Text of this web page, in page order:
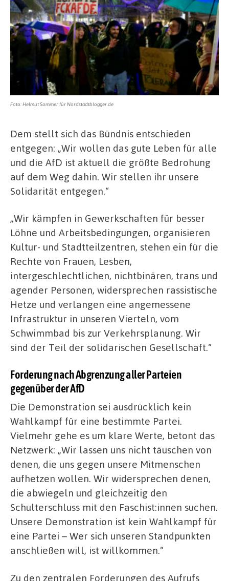
Foto: Helmut Sommer für Nordstadtblogger.de
Dem stellt sich das Bündnis entschieden
entgegen: „Wir wollen das gute Leben für alle
und die AfD ist aktuell die größte Bedrohung
auf dem Weg dahin. Wir stellen ihr unsere
Solidarität entgegen.“
„Wir kämpfen in Gewerkschaften für besser
Löhne und Arbeitsbedingungen, organisieren
Kultur- und Stadtteilzentren, stehen ein für die
Rechte von Frauen, Lesben,
intergeschlechtlichen, nichtbinären, trans und
agender Personen, widersprechen rassistische
Hetze und verlangen eine angemessene
Infrastruktur in unseren Vierteln, vom
Schwimmbad bis zur Verkehrsplanung. Wir
sind der Teil der solidarischen Gesellschaft.“
Forderung nach Abgrenzung aller Parteien
gegenüber der AfD
Die Demonstration sei ausdrücklich kein
Wahlkampf für eine bestimmte Partei.
Vielmehr gehe es um klare Werte, betont das
Netzwerk: „Wir lassen uns nicht täuschen von
denen, die uns gegen unsere Mitmenschen
aufhetzen wollen. Wir widersprechen denen,
die abwiegeln und gleichzeitig den
Schulterschluss mit den Faschist:innen suchen.
Unsere Demonstration ist kein Wahlkampf für
eine Partei – Wer sich unseren Standpunkten
anschließen will, ist willkommen.“
Zu den zentralen Forderungen des Aufrufs